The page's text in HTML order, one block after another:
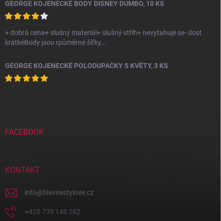
GEORGE KOJENECKÉ BODY DISNEY DUMBO, 10 KS
+ dobrá cena+ slušný materiál+ slušný střih+ nevytahuje se- dost
krátkéBody jsou rpůměrné šířky...
GEORGE KOJENECKÉ POLODUPAČKY S KVĚTY, 3 KS
FACEBOOK
KONTAKT
info@hlavnestylove.cz
+420 739 148 262